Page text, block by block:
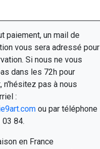
paiement, un mail de
vous sera adressé pour
Si nous ne vous
dans les 72h pour
n'hésitez pas à nous
:
ou par téléphone
03 84.
en France